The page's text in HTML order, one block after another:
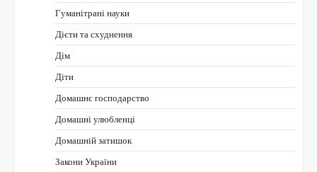
Гуманітрані науки
Дієти та схуднення
Дім
Діти
Домашнє господарство
Домашні улюбленці
Домашній затишок
Закони України